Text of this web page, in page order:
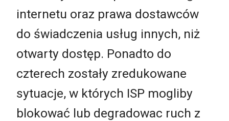
internetu oraz prawa dostawców
do świadczenia usług innych, niż
otwarty dostęp. Ponadto do
czterech zostały zredukowane
sytuacje, w których ISP mogliby
blokować lub degradowac ruch z